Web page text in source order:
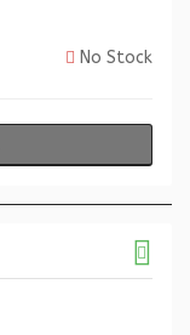
No Stock